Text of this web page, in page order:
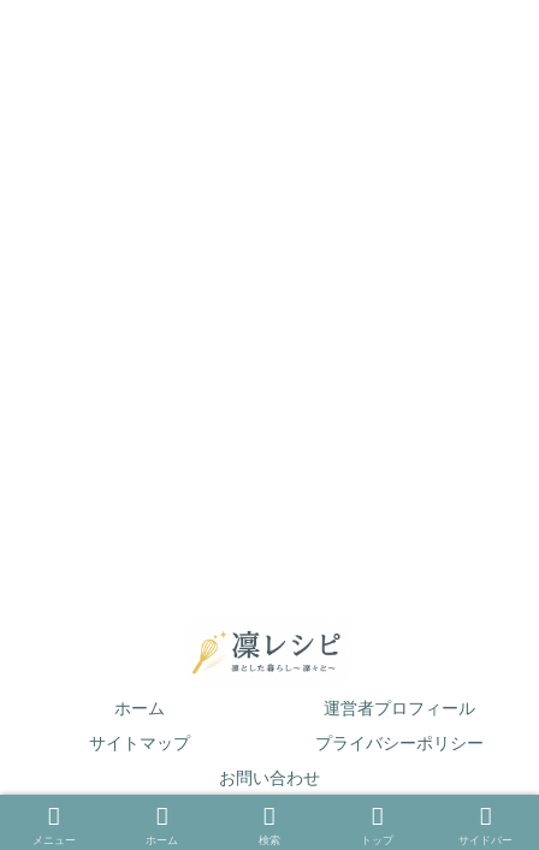
ホーム
運営者プロフィール
サイトマップ
プライバシーポリシー
お問い合わせ
© 2019 凛とした暮らし〜凛々と〜.
メニュー ホーム 検索 トップ サイドバー